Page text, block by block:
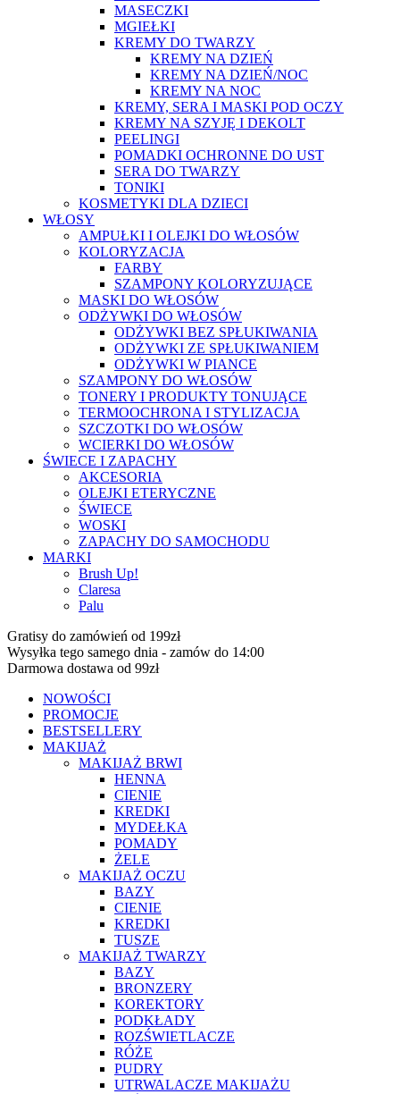
MASECZKI
MGIEŁKI
KREMY DO TWARZY
KREMY NA DZIEŃ
KREMY NA DZIEŃ/NOC
KREMY NA NOC
KREMY, SERA I MASKI POD OCZY
KREMY NA SZYJĘ I DEKOLT
PEELINGI
POMADKI OCHRONNE DO UST
SERA DO TWARZY
TONIKI
KOSMETYKI DLA DZIECI
WŁOSY
AMPUŁKI I OLEJKI DO WŁOSÓW
KOLORYZACJA
FARBY
SZAMPONY KOLORYZUJĄCE
MASKI DO WŁOSÓW
ODŻYWKI DO WŁOSÓW
ODŻYWKI BEZ SPŁUKIWANIA
ODŻYWKI ZE SPŁUKIWANIEM
ODŻYWKI W PIANCE
SZAMPONY DO WŁOSÓW
TONERY I PRODUKTY TONUJĄCE
TERMOOCHRONA I STYLIZACJA
SZCZOTKI DO WŁOSÓW
WCIERKI DO WŁOSÓW
ŚWIECE I ZAPACHY
AKCESORIA
OLEJKI ETERYCZNE
ŚWIECE
WOSKI
ZAPACHY DO SAMOCHODU
MARKI
Brush Up!
Claresa
Palu
Gratisy do zamówień od 199zł
Wysyłka tego samego dnia - zamów do 14:00
Darmowa dostawa od 99zł
NOWOŚCI
PROMOCJE
BESTSELLERY
MAKIJAŻ
MAKIJAŻ BRWI
HENNA
CIENIE
KREDKI
MYDEŁKA
POMADY
ŻELE
MAKIJAŻ OCZU
BAZY
CIENIE
KREDKI
TUSZE
MAKIJAŻ TWARZY
BAZY
BRONZERY
KOREKTORY
PODKŁADY
ROZŚWIETLACZE
RÓŻE
PUDRY
UTRWALACZE MAKIJAŻU